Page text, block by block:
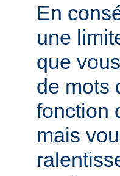
En
une
que
de mots
fonction
mais